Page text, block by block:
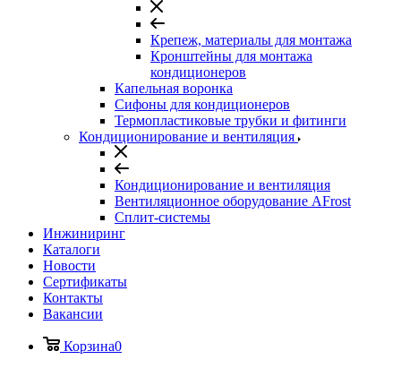
Крепеж, материалы для монтажа
Кронштейны для монтажа
кондиционеров
Капельная воронка
Сифоны для кондиционеров
Термопластиковые трубки и фитинги
Кондиционирование и вентиляция
Кондиционирование и вентиляция
Вентиляционное оборудование AFrost
Сплит-системы
Инжиниринг
Каталоги
Новости
Сертификаты
Контакты
Вакансии
Корзина0